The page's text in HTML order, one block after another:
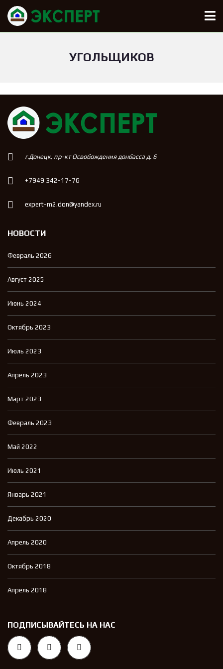
УГОЛЬЩИКОВ
г.Донецк, пр-кт Освобождения донбасса д. 6
+7949 342-17-76
expert-m2.don@yandex.ru
НОВОСТИ
Февраль 2026
Август 2025
Июнь 2024
Октябрь 2023
Июль 2023
Апрель 2023
Март 2023
Февраль 2023
Май 2022
Июль 2021
Январь 2021
Декабрь 2020
Апрель 2020
Октябрь 2018
Апрель 2018
ПОДПИСЫВАЙТЕСЬ НА НАС